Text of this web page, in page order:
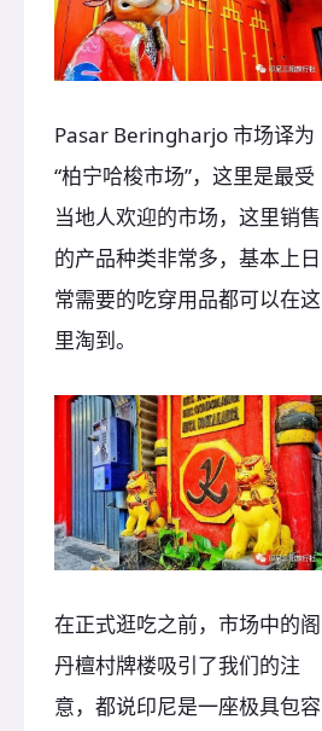
Pasar Beringharjo 市场译为
“柏宁哈梭市场”，这里是最受
当地人欢迎的市场，这里销售
的产品种类非常多，基本上日
常需要的吃穿用品都可以在这
里淘到。
在正式逛吃之前，市场中的阁
丹檀村牌楼吸引了我们的注
意，都说印尼是一座极具包容